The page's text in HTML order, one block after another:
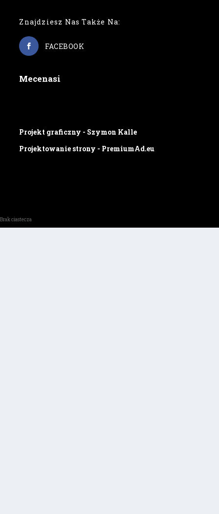
Znajdziesz Nas Także Na:
FACEBOOK
Mecenasi
Projekt graficzny - Szymon Kalle
Projektowanie strony - PremiumAd.eu
Brak ciastecza